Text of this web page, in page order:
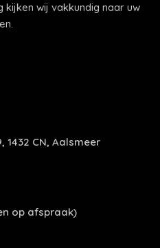
wij vakkundig naar uw
1432 CN, Aalsmeer
op afspraak)